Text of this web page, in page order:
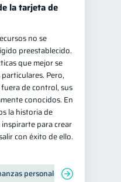
la tarjeta de
no se
preestablecido.
que mejor se
Pero,
de control, sus
conocidos. En
la historia de
para crear
con éxito de ello.
personales